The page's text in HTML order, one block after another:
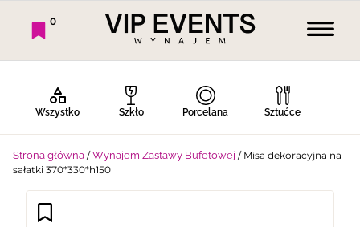
0
Wszystko Szkło Porcelana Sztućce
Strona główna /Wynajem Zastawy Bufetowej / Misa dekoracyjna na
sałatki 370*330*h150